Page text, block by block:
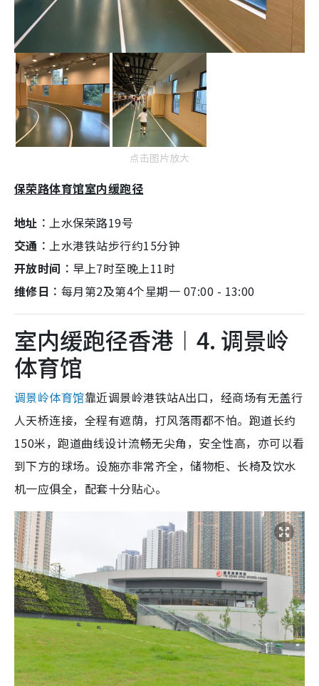
点击图片放大
保荣路体育馆室内缓跑径
地址︰上水保荣路19号
交通︰上水港铁站步行约15分钟
开放时间︰ 早上7时至晚上11时
维修日︰ 每月第2及第4个星期一 07:00 - 13:00
室内缓跑径香港︱4. 调景岭
体育馆
调景岭体育馆靠近调景岭港铁站A出口，经商场有无盖行
人天桥连接，全程有遮荫，打风落雨都不怕。跑道长约
150米，跑道曲线设计流畅无尖角，安全性高，亦可以看
到下方的球场。设施亦非常齐全，储物柜、长椅及饮水
机一应俱全，配套十分贴心。